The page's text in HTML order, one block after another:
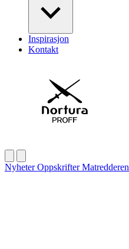
Inspirasjon
Kontakt
NyheterOppskrifterMatredderen